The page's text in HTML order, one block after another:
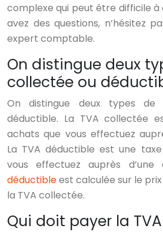
complexe qui peut être difficile à
avez des questions, n’hésitez
expert comptable.
On distingue deux
collectée ou
On distingue deux types de
déductible. La TVA collectée
achats que vous effectuez
La TVA déductible est une
vous effectuez auprès d’une
déductibleest calculée sur le
la TVA collectée.
Qui doit payer la